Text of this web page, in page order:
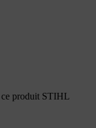
produit STIHL